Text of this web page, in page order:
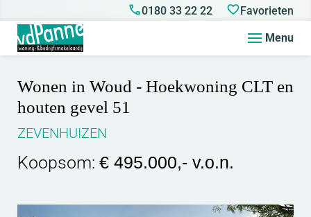
0180 33 22 22 Favorieten
Menu
Wonen in Woud - Hoekwoning CLT en
houten gevel 51
ZEVENHUIZEN
Koopsom: € 495.000,- v.o.n.